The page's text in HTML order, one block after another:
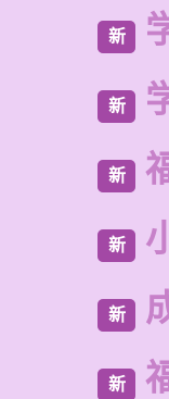
新
新
新
新
新
新